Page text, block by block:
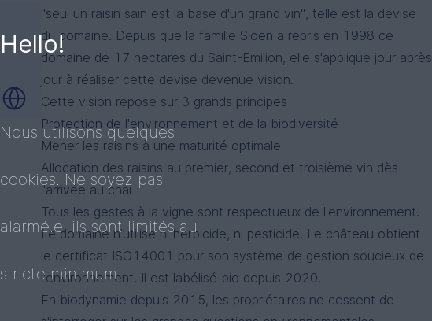
"seul un raisin sain est la base d'un grand vin", telle est la devise
du domaine. Depuis que la famille Sioen a repris en 1998 ce
domaine de 17 hectares du Saint-Emilion, elle s'applique jour après
jour à réaliser cette devise devenue vision.
Cette vision repose sur 3 grands principes
Protection de l'environnement et de la biodiversité
Mener les raisins à une maturité optimale
Allocation des raisins au premier, second et troisième vin dès
l'arrivée au chai
Tous les gestes à la vigne sont respectueux de l'environnement.
Le domaine n'utilise ni herbicide, ni pesticide. Le château obtient
le certificat ISO14001 pour son système de gestion soucieux de
l'environnement. Il est labélisé bio depuis 2020.
En biodynamie depuis 2015, les propriétaires ne cessent de
Hello!
Nous utilisons quelques
cookies. Ne soyez pas
alarmé.e: ils sont limités au
stricte minimum.